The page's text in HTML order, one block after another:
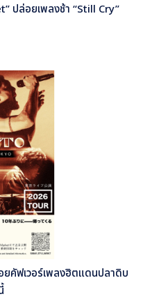
ปล่อยเพลงช้า “Still Cry”
คัฟเวอร์เพลงฮิตแดนปลาดิบ